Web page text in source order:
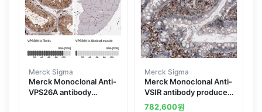
Merck Sigma
Merck Monoclonal Anti-
VPS26A antibody
Merck Sigma
Merck Monoclonal Anti-
VSIR antibody produced
in mouse
782,600원